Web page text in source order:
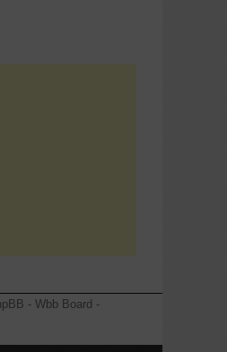
- Wbb Board -